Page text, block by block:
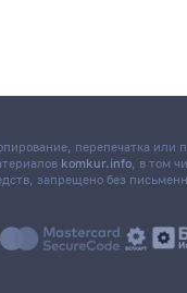
перепечатка или
komkur.info, в том